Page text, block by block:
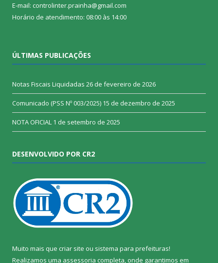
E-mail: controlinter.prainha@gmail.com
Horário de atendimento: 08:00 às 14:00
ÚLTIMAS PUBLICAÇÕES
Notas Fiscais Liquidadas 26 de fevereiro de 2026
Comunicado (PSS Nº 003/2025) 15 de dezembro de 2025
NOTA OFICIAL 1 de setembro de 2025
DESENVOLVIDO POR CR2
Muito mais que criar site ou sistema para prefeituras!
Realizamos uma assessoria completa, onde garantimos em